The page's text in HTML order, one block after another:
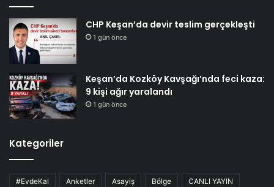
CHP Keşan’da devir teslim gerçekleşti
1 gün önce
Keşan’da Kozköy Kavşağı’nda feci kaza:
9 kişi ağır yaralandı
1 gün önce
Kategoriler
#EvdeKal Anketler Asayiş Bölge CANLI YAYIN